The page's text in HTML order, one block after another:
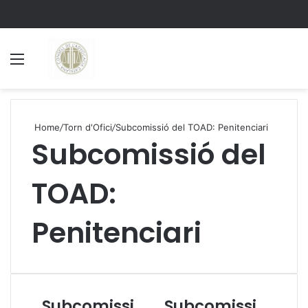
Home/Torn d'Ofici/Subcomissió del TOAD: Penitenciari
Subcomissió del
TOAD:
Penitenciari
S
S